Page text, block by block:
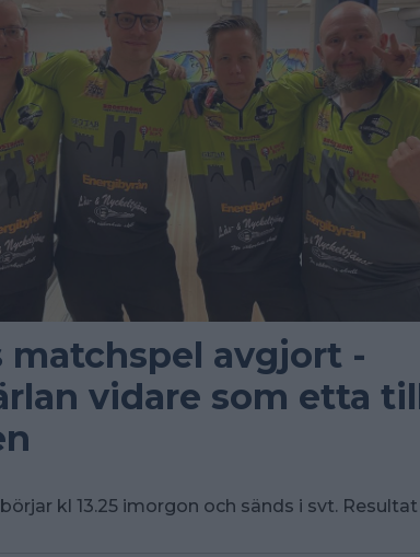
matchspel avgjort -
vidare som etta
kl 13.25 imorgon och sänds i svt. Resultat